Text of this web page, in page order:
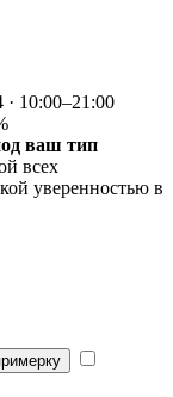
10:00–21:00
ваш тип
всех
уверенностью в